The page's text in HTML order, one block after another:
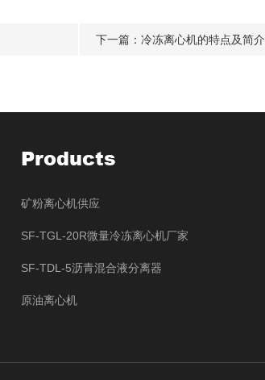
下一篇： 冷冻离心机的特点及简介
Products
矿粉离心机供应
SF-TGL-20R微量冷冻离心机厂家
SF-TDL-5沥青混合液分离器
原油离心机